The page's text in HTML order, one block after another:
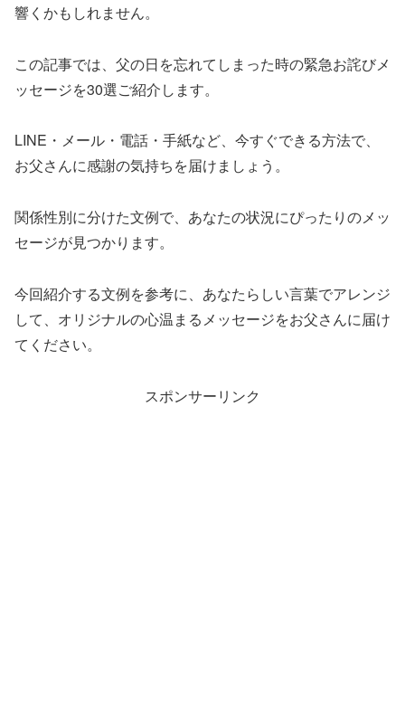
響くかもしれません。
この記事では、父の日を忘れてしまった時の緊急お詫びメ
ッセージを30選ご紹介します。
LINE・メール・電話・手紙など、今すぐできる方法で、
お父さんに感謝の気持ちを届けましょう。
関係性別に分けた文例で、あなたの状況にぴったりのメッ
セージが見つかります。
今回紹介する文例を参考に、あなたらしい言葉でアレンジ
して、オリジナルの心温まるメッセージをお父さんに届け
てください。
スポンサーリンク